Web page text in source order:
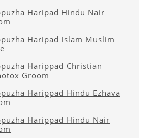
Haripad Hindu Nair
Haripad Islam Muslim
Harippad Christian
Groom
Harippad Hindu Ezhava
Harippad Hindu Nair